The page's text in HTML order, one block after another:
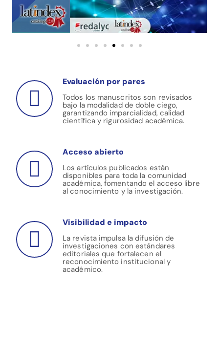
Evaluación por pares
Todos los manuscritos son revisados
bajo la modalidad de doble ciego,
garantizando imparcialidad, calidad
científica y rigurosidad académica.
Acceso abierto
Los artículos publicados están
disponibles para toda la comunidad
académica, fomentando el acceso libre
al conocimiento y la investigación.
Visibilidad e impacto
La revista impulsa la difusión de
investigaciones con estándares
editoriales que fortalecen el
reconocimiento institucional y
académico.